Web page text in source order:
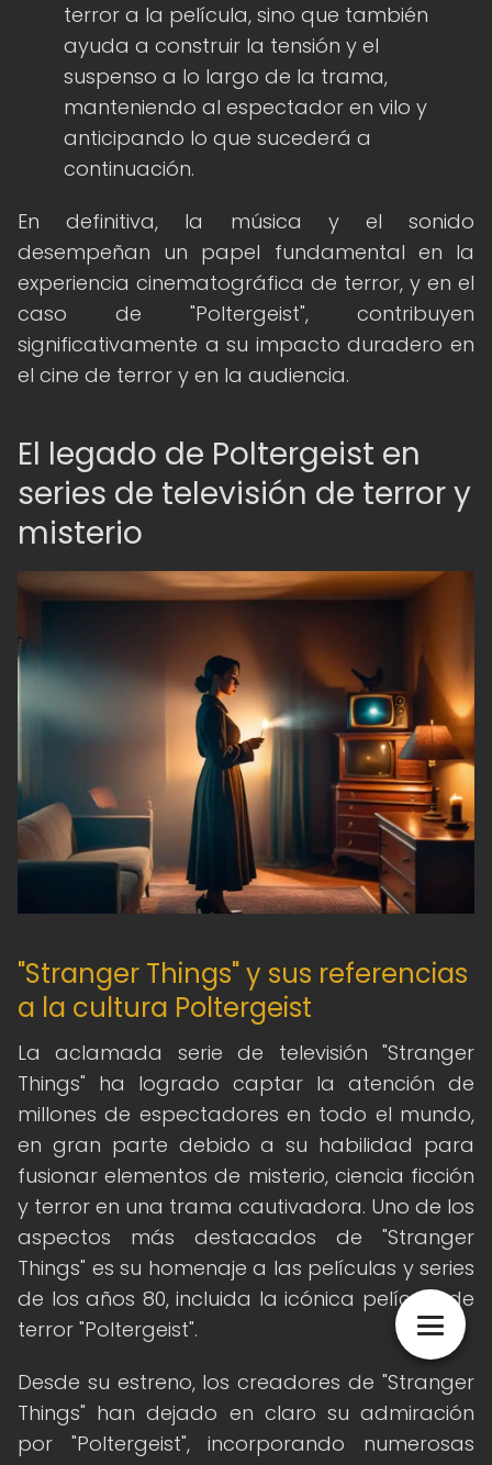
terror a la película, sino que también
ayuda a construir la tensión y el
suspenso a lo largo de la trama,
manteniendo al espectador en vilo y
anticipando lo que sucederá a
continuación.
En definitiva, la música y el sonido
desempeñan un papel fundamental en la
experiencia cinematográfica de terror, y en el
caso de "Poltergeist", contribuyen
significativamente a su impacto duradero en
el cine de terror y en la audiencia.
El legado de Poltergeist en
series de televisión de terror y
misterio
"Stranger Things" y sus referencias
a la cultura Poltergeist
La aclamada serie de televisión "Stranger
Things" ha logrado captar la atención de
millones de espectadores en todo el mundo,
en gran parte debido a su habilidad para
fusionar elementos de misterio, ciencia ficción
y terror en una trama cautivadora. Uno de los
aspectos más destacados de "Stranger
Things" es su homenaje a las películas y series
de los años 80, incluida la icónica película de
terror "Poltergeist".
Desde su estreno, los creadores de "Stranger
Things" han dejado en claro su admiración
por "Poltergeist", incorporando numerosas